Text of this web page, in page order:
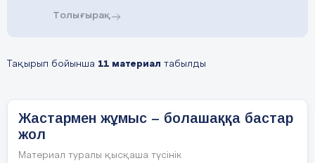
Толығырақ
Тақырып бойынша 11 материал табылды
Жастармен жұмыс – болашаққа бастар
жол
Материал туралы қысқаша түсінік